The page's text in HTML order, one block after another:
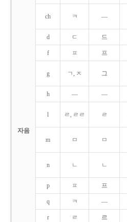
자음
ch ㅋ ―
d ㄷ 드
f ㅍ 프
g ㄱ, ㅈ 그
h ― ―
l ㄹ, ㄹㄹ ㄹ
m ㅁ ㅁ
n ㄴ ㄴ
p ㅍ 프
q ㅋ ―
r ㄹ 르